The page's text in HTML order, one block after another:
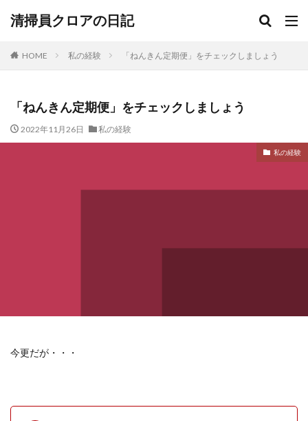
清掃員クロアの日記
HOME 私の経験 「ねんきん定期便」をチェックしましょう
「ねんきん定期便」をチェックしましょう
2022年11月26日 私の経験
私の経験
今更だが・・・